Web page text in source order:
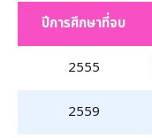
ปีการศึกษาที่จบ
2555
2559